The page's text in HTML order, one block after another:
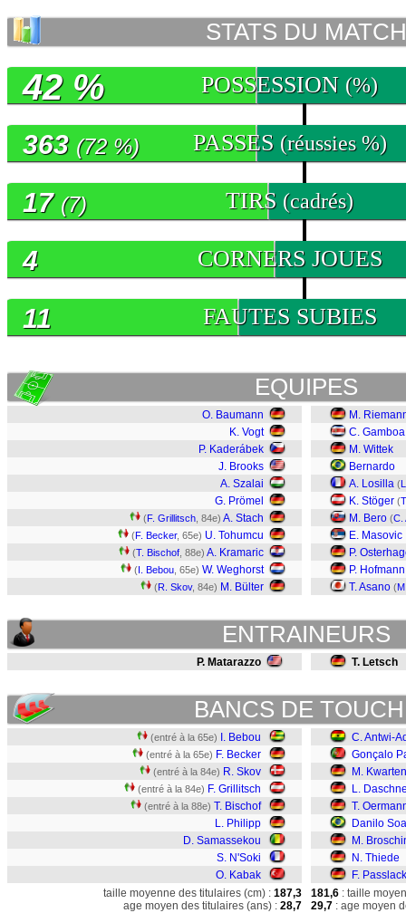
STATS DU MATCH
POSSESSION (%)
42 %
PASSES (réussies %)
363 (72 %)
TIRS (cadrés)
17 (7)
CORNERS JOUES
4
FAUTES SUBIES
11
EQUIPES
O. Baumann
K. Vogt
P. Kaderábek
J. Brooks
A. Szalai
G. Prömel
(F. Grillitsch , 84e) A. Stach
(F. Becker, 65e) U. Tohumcu
(T. Bischof , 88e) A. Kramaric
(I. Bebou , 65e) W. Weghorst
(R. Skov, 84e) M. Bülter
M.
C. Gamboa
M. Wittek
Bernardo
A. Losilla (
K. Stöger (
M. Bero (C.
E. Masovic
P.
P. Hofmann
T. Asano (
ENTRAINEURS
P. Matarazzo T. Letsch
BANCS DE
(entré à la 65e) I. Bebou
(entré à la 65e) F. Becker
(entré à la 84e) R. Skov
(entré à la 84e) F. Grillitsch
(entré à la 88e) T. Bischof
L. Philipp
D. Samassekou
S. N'Soki
O. Kabak
C. Antwi-
Gonçalo
M.
L.
T.
Danilo
M.
N. Thiede
F. Passlack
taille moyenne des titulaires (cm) : 187,3
age moyen des titulaires (ans) : 28,7
181,6 : taille
29,7 : age moyen